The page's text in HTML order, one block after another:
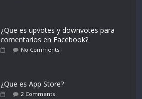
¿Que es upvotes y downvotes para
comentarios en Facebook?
No Comments
¿Que es App Store?
2 Comments